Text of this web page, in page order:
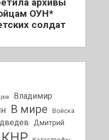
ОУН*
солдат
Владимир
В мире Войска
Дмитрий